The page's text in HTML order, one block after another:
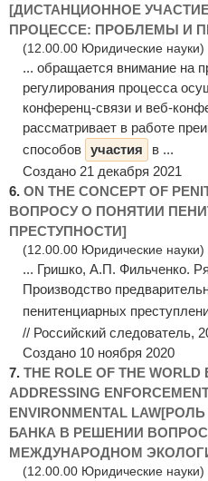
[ДИСТАНЦИОННОЕ
ПРОЦЕССЕ: ПРОБЛЕМЫ И
(12.00.00 Юридические науки)
... обращается внимание на
регулирования процесса
конференц-связи и веб-
рассматривает в работе
способов участия
в ...
Создано 21 декабря 2021
6. ON THE CONCEPT OF
ВОПРОСУ О ПОНЯТИИ
ПРЕСТУПНОСТИ]
(12.00.00 Юридические науки)
... Гришко, А.П. Фильченко.
Производство
пенитенциарных
// Российский следователь,
Создано 10 ноября 2020
7. THE ROLE OF THE WORLD
ADDRESSING
ENVIRONMENTAL
БАНКА В РЕШЕНИИ
МЕЖДУНАРОДНОМ
(12.00.00 Юридические науки)